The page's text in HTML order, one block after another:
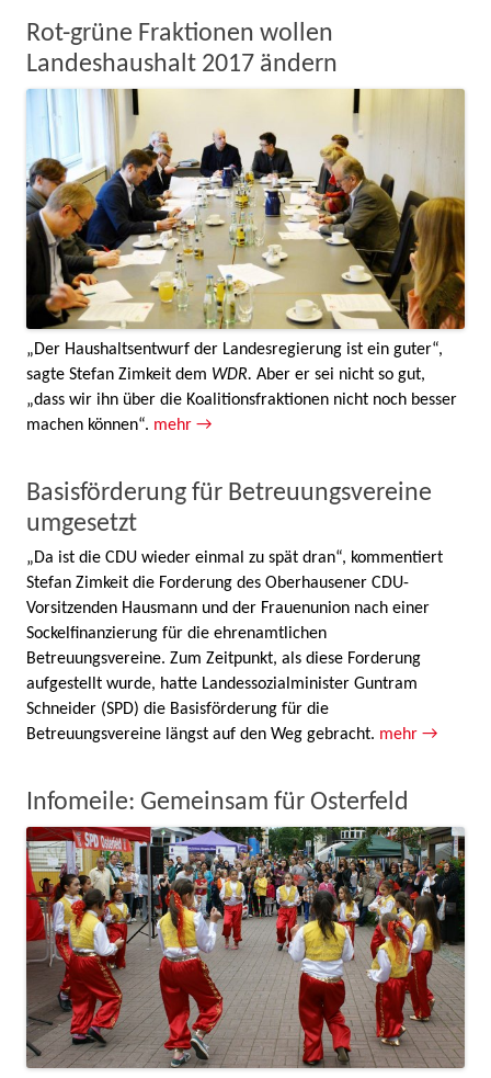
Rot-grüne Fraktionen wollen
Landeshaushalt 2017 ändern
„Der Haushaltsentwurf der Landesregierung ist ein guter“,
sagte Stefan Zimkeit dem WDR. Aber er sei nicht so gut,
„dass wir ihn über die Koalitionsfraktionen nicht noch besser
machen können“. mehr →
Basisförderung für Betreuungsvereine
umgesetzt
„Da ist die CDU wieder einmal zu spät dran“, kommentiert
Stefan Zimkeit die Forderung des Oberhausener CDU-
Vorsitzenden Hausmann und der Frauenunion nach einer
Sockelfinanzierung für die ehrenamtlichen
Betreuungsvereine. Zum Zeitpunkt, als diese Forderung
aufgestellt wurde, hatte Landessozialminister Guntram
Schneider (SPD) die Basisförderung für die
Betreuungsvereine längst auf den Weg gebracht. mehr →
Infomeile: Gemeinsam für Osterfeld